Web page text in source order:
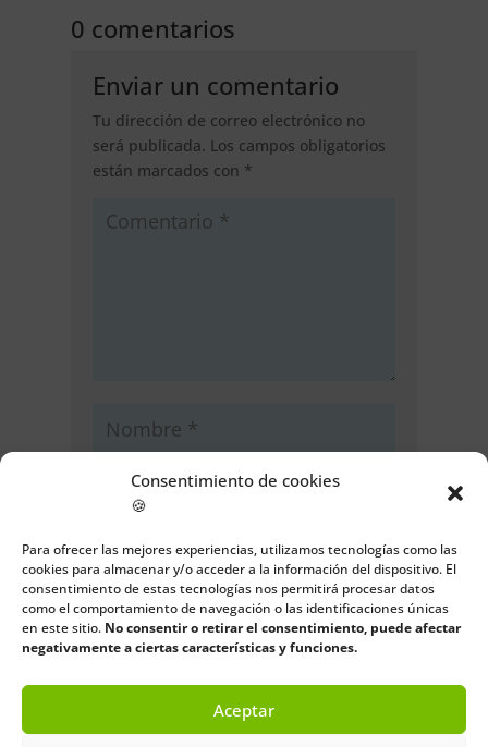
Consentimiento de cookies
🍪
Para ofrecer las mejores experiencias, utilizamos tecnologías como las
cookies para almacenar y/o acceder a la información del dispositivo. El
consentimiento de estas tecnologías nos permitirá procesar datos
como el comportamiento de navegación o las identificaciones únicas
en este sitio. No consentir o retirar el consentimiento, puede afectar
negativamente a ciertas características y funciones.
Aceptar
0 comentarios
Enviar un comentario
Tu dirección de correo electrónico no
será publicada. Los campos obligatorios
están marcados con *
Guarda mi nombre, correo
electrónico y web en este navegador
Enviar comentario